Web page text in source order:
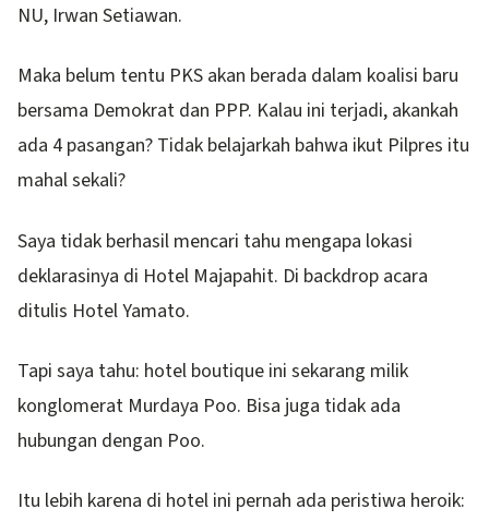
NU, Irwan Setiawan.
Maka belum tentu PKS akan berada dalam koalisi baru
bersama Demokrat dan PPP. Kalau ini terjadi, akankah
ada 4 pasangan? Tidak belajarkah bahwa ikut Pilpres itu
mahal sekali?
Saya tidak berhasil mencari tahu mengapa lokasi
deklarasinya di Hotel Majapahit. Di backdrop acara
ditulis Hotel Yamato.
Tapi saya tahu: hotel boutique ini sekarang milik
konglomerat Murdaya Poo. Bisa juga tidak ada
hubungan dengan Poo.
Itu lebih karena di hotel ini pernah ada peristiwa heroik: